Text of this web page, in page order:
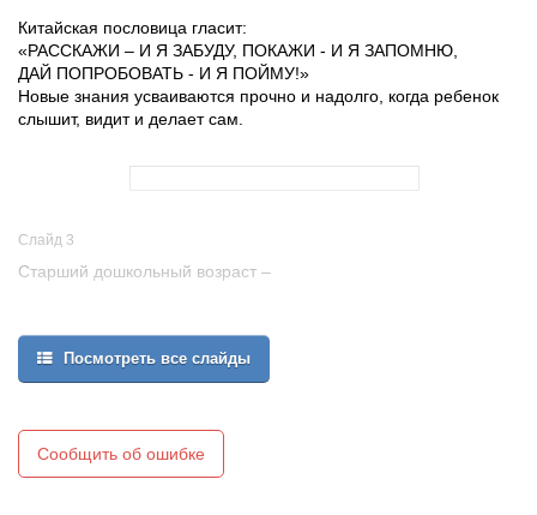
Китайская пословица гласит:
«РАССКАЖИ – И Я ЗАБУДУ, ПОКАЖИ - И Я ЗАПОМНЮ,
ДАЙ ПОПРОБОВАТЬ - И Я ПОЙМУ!»
Новые знания усваиваются прочно и надолго, когда ребенок
слышит, видит и делает сам.
Слайд 3
Старший дошкольный возраст –
под которым понимается не только процесс усвоения знаний,
умений и навыков, а главным образом, поиск знаний,
приобретение знаний самостоятельно или совместно с
Одним из эффективных методов познания закономерностей и
явлений окружающего мира является
метод экспериментирования.
Посмотреть все слайды
Сообщить об ошибке